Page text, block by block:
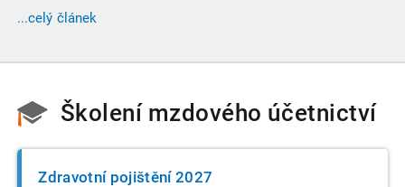
prohlídkami. Vybrali jsme tři zásadní změny, které ovlivní
vaši každodenní praxi, a stručný přehled ostatních novinek.
...celý článek
Školení mzdového účetnictví
Zdravotní pojištění 2027